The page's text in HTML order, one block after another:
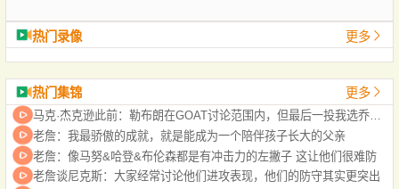
热门录像 更多
热门集锦 更多
马克·杰克逊此前：勒布朗在GOAT讨论范围内，但最后一投我选乔丹科比
老詹：我最骄傲的成就，就是能成为一个陪伴孩子长大的父亲
老詹：像马努&哈登&布伦森都是有冲击力的左撇子 这让他们很难防
老詹谈尼克斯：大家经常讨论他们进攻表现，他们的防守其实更突出